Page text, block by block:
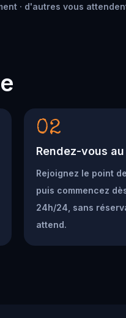
· d'autres vous
02
Rendez-vous
Rejoignez le point
puis commencez
24h/24, sans
attend.